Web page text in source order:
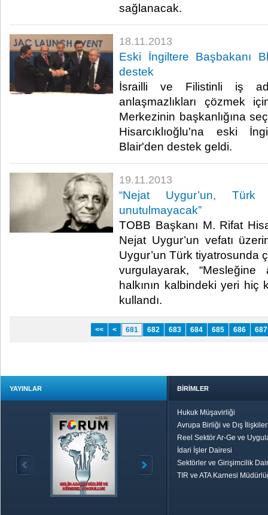
sağlanacak.​
18.11.2013
Eski İngiltere Başbakanı
destek
İsrailli ve Filistinli iş
anlaşmazlıkları çözmek
Merkezinin başkanlığına
Hisarcıklıoğlu'na eski
Blair'den destek geldi.​
19.11.2013
“Nejat Uygur’un, Türk
unutulmayacak”
TOBB Başkanı M. Rifat
Nejat Uygur’un vefatı
Uygur’un Türk tiyatrosunda
vurgulayarak,
halkının kalbindeki yeri hiç
kullandı.​
<< < 681 682 683 684 685 686 687
YAYINLAR BİRİMLER
Hukuk Müşavirliği
Avrupa Birliği ve Dış
Reel Sektör Ar-Ge ve
İdari İşler Dairesi
Sektörler ve Girişimcilik
TIR ve ATA Karnesi